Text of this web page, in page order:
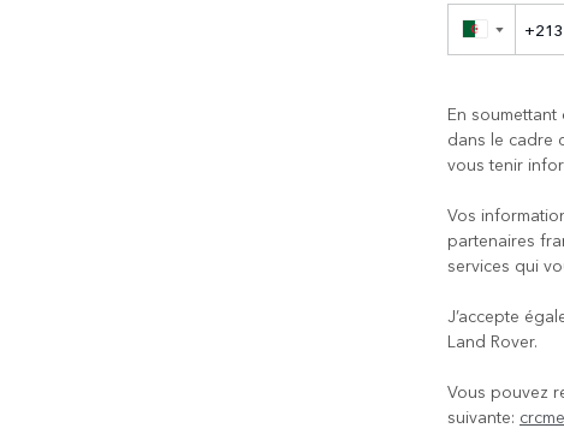
▼
En
dans le cadre
vous tenir
Vos
partenaires
services qui
J’accepte
Land Rover.
Vous pouvez
suivante: